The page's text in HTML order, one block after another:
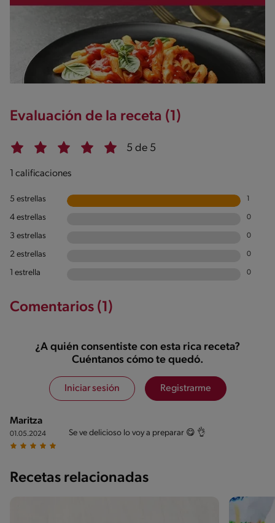
Evaluación de la receta (1)
5 de 5
1 calificaciones
5 estrellas
4 estrellas 0
3 estrellas 0
2 estrellas 0
1 estrella 0
Comentarios (1)
¿A quién consentiste con esta rica receta?
Cuéntanos cómo te quedó.
Iniciar sesión Registrarme
Maritza
01.05.2024 Se ve delicioso lo voy a preparar 😋 👌
Recetas relacionadas